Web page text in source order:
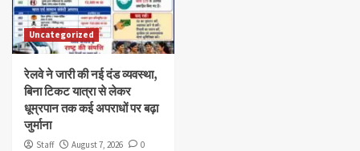
Uncategorized
रेलवे ने जारी की नई दंड व्यवस्था,
बिना टिकट यात्रा से लेकर
धूम्रपान तक कई अपराधों पर बढ़ा
जुर्माना
Staff August 7, 2026 0